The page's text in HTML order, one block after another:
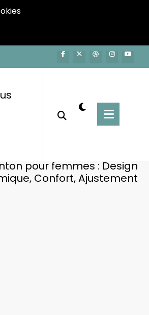
pour femmes : Design
Confort, Ajustement